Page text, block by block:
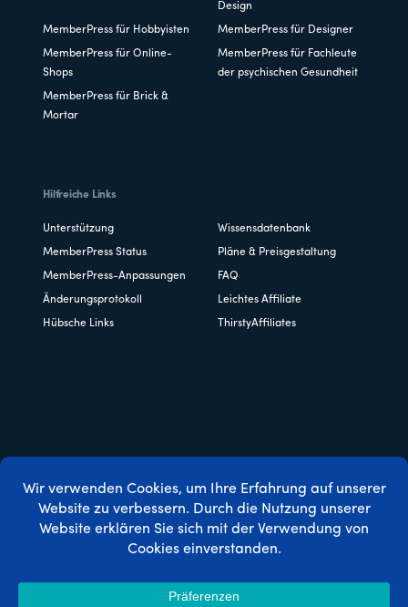
Design
MemberPress für Hobbyisten MemberPress für Designer
MemberPress für Online-
Shops
MemberPress für Fachleute
der psychischen Gesundheit
MemberPress für Brick &
Mortar
Hilfreiche Links
Unterstützung Wissensdatenbank
MemberPress Status Pläne & Preisgestaltung
MemberPress-Anpassungen FAQ
Änderungsprotokoll Leichtes Affiliate
Hübsche Links ThirstyAffiliates
Datenschutzbestimmungen / Erstattungen /
und Konditionen / FTC-Offenlegung
MemberPress Coupon